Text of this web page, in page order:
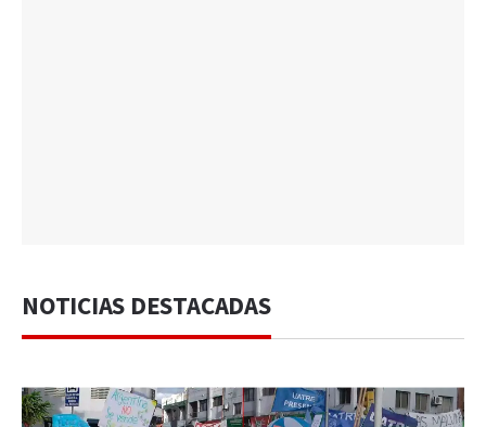
NOTICIAS DESTACADAS